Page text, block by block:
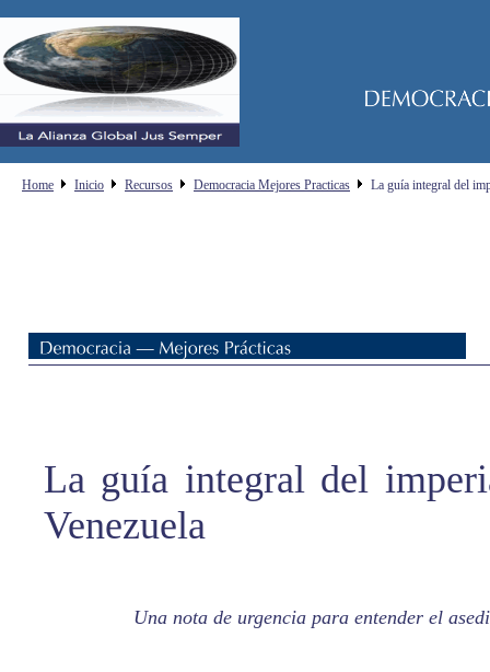
La guía integral del
Venezuela
Una nota de urgencia para entender el
Home Inicio Recursos Democracia Mejores Practicas La guía integral del